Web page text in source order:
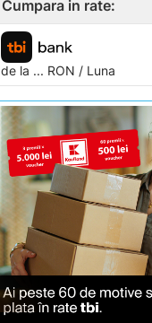
Cumpara in rate:
de la ... RON / Luna